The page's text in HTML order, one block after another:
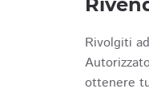
Rivolgiti
ottenere